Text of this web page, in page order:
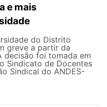
e mais
do Distrito
greve a partir da
decisão foi tomada em
Sindicato de Docentes
Sindical do ANDES-